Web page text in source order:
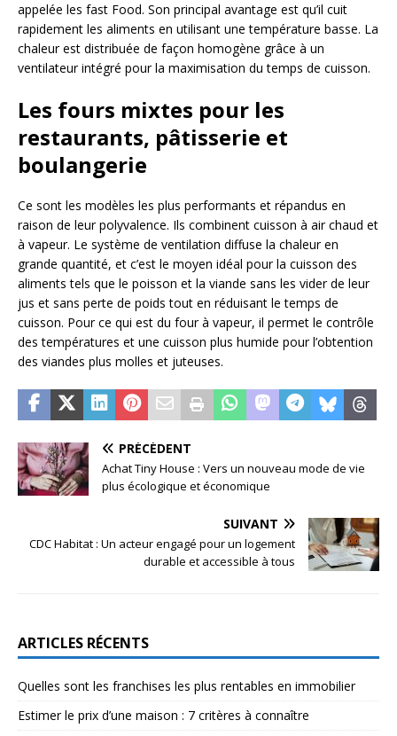
appelée les fast Food. Son principal avantage est qu’il cuit
rapidement les aliments en utilisant une température basse. La
chaleur est distribuée de façon homogène grâce à un
ventilateur intégré pour la maximisation du temps de cuisson.
Les fours mixtes pour les
restaurants, pâtisserie et
boulangerie
Ce sont les modèles les plus performants et répandus en
raison de leur polyvalence. Ils combinent cuisson à air chaud et
à vapeur. Le système de ventilation diffuse la chaleur en
grande quantité, et c’est le moyen idéal pour la cuisson des
aliments tels que le poisson et la viande sans les vider de leur
jus et sans perte de poids tout en réduisant le temps de
cuisson. Pour ce qui est du four à vapeur, il permet le contrôle
des températures et une cuisson plus humide pour l’obtention
des viandes plus molles et juteuses.
PRÉCÉDENT
Achat Tiny House : Vers un nouveau mode de vie
plus écologique et économique
SUIVANT
CDC Habitat : Un acteur engagé pour un logement
durable et accessible à tous
ARTICLES RÉCENTS
Quelles sont les franchises les plus rentables en immobilier
Estimer le prix d’une maison : 7 critères à connaître